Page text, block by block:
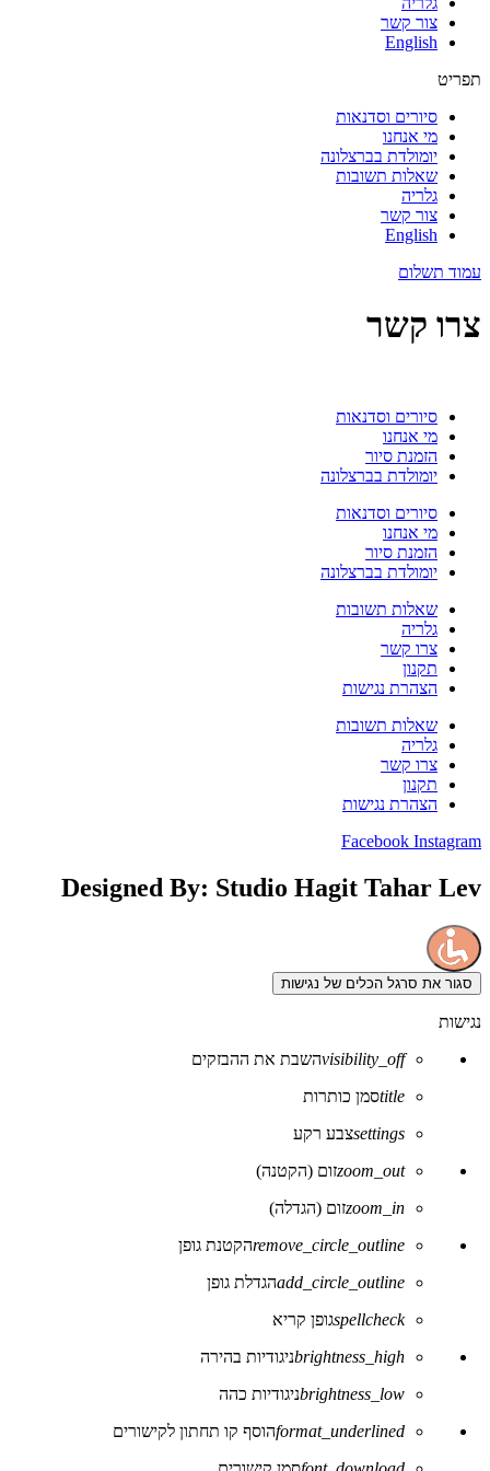
צור קשר
English
תפריט
סיורים וסדנאות
מי אנחנו
יומולדת בברצלונה
שאלות תשובות
גלריה
צור קשר
English
עמוד תשלום
צרו קשר
סיורים וסדנאות
מי אנחנו
הזמנת סיור
יומולדת בברצלונה
סיורים וסדנאות
מי אנחנו
הזמנת סיור
יומולדת בברצלונה
שאלות תשובות
גלריה
צרו קשר
תקנון
הצהרת נגישות
שאלות תשובות
גלריה
צרו קשר
תקנון
הצהרת נגישות
Facebook Instagram
Designed By: Studio Hagit Tahar Lev
סגור את סרגל הכלים של נגישות
נגישות
visibility_offהשבת את ההבזקים
titleסמן כותרות
settingsצבע רקע
zoom_outזום (הקטנה)
zoom_inזום (הגדלה)
remove_circle_outlineהקטנת גופן
add_circle_outlineהגדלת גופן
spellcheckגופן קריא
brightness_highניגודיות בהירה
brightness_lowניגודיות כהה
format_underlinedהוסף קו תחתון לקישורים